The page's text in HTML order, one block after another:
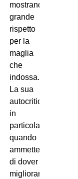
mostrando
grande
rispetto
per la
maglia
che
indossa.
La sua
autocritica,
in
particolare
quando
ammette
di dover
migliorare